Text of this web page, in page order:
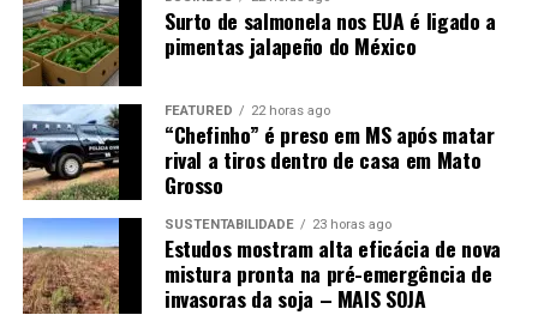
32,14% em relação à estimativa anterior.
Para a safra 2025/26, o Instituto projeta continuidade
da expansão do consumo interno. A demanda doméstica
foi estimada em 22,10 milhões de toneladas,
crescimento de 9,12% sobre o ciclo anterior, também
impulsionada pela ampliação da capacidade industrial
das usinas de etanol.
Além disso, a menor oferta em outros estados deve
elevar o consumo interestadual para 11 milhões de
Surto de salmonela nos EUA é ligado a
pimentas jalapeño do México
FEATURED 22 horas ago
“Chefinho” é preso em MS após matar
rival a tiros dentro de casa em Mato
Grosso
SUSTENTABILIDADE 23 horas ago
Estudos mostram alta eficácia de nova
mistura pronta na pré-emergência de
invasoras da soja – MAIS SOJA